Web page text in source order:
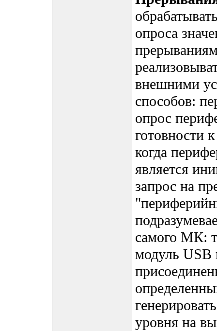
опроса
внешними
способов:
опрос
готовности
когда
является
запрос на
самого МК:
модуль USB
уровня на